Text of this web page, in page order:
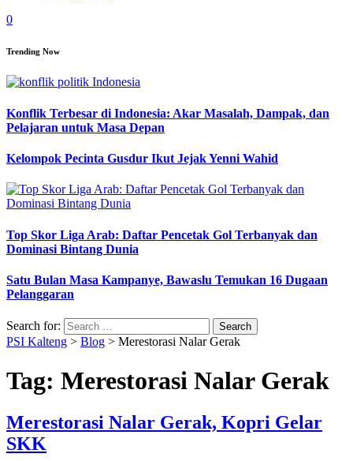
0
Trending Now
Konflik Terbesar di Indonesia: Akar Masalah, Dampak, dan
Pelajaran untuk Masa Depan
Kelompok Pecinta Gusdur Ikut Jejak Yenni Wahid
Top Skor Liga Arab: Daftar Pencetak Gol Terbanyak dan
Dominasi Bintang Dunia
Satu Bulan Masa Kampanye, Bawaslu Temukan 16 Dugaan
Pelanggaran
Search for:
PSI Kalteng > Blog > Merestorasi Nalar Gerak
Tag: Merestorasi Nalar Gerak
Merestorasi Nalar Gerak, Kopri Gelar
SKK